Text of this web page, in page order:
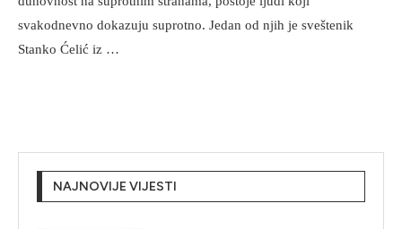
svakodnevno dokazuju suprotno. Jedan od njih je sveštenik
Stanko Ćelić iz …
NAJNOVIJE VIJESTI